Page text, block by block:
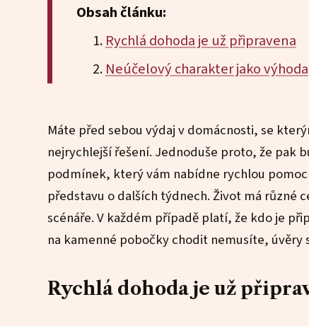
Obsah článku:
Rychlá dohoda je už připravena
Neúčelový charakter jako výhoda
Máte před sebou výdaj v domácnosti, se
nejrychlejší řešení. Jednoduše proto, že pak
podmínek, který vám nabídne rychlou
představu o dalších týdnech. Život má různé
scénáře. V každém případě platí, že kdo je
na kamenné pobočky chodit nemusíte, úvěry
Rychlá dohoda je už